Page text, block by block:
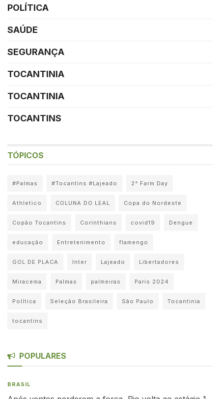
POLÍTICA
SAÚDE
SEGURANÇA
TOCANTINIA
TOCANTINIA
TOCANTINS
TÓPICOS
#Palmas #Tocantins #Lajeado 2° Farm Day
Athletico COLUNA DO LEAL Copa do Nordeste
Copão Tocantins Corinthians covid19 Dengue
educação Entretenimento flamengo
GOL DE PLACA Inter Lajeado Libertadores
Miracema Palmas palmeiras Paris 2024
Política Seleção Brasileira São Paulo Tocantinia
tocantins
POPULARES
BRASIL